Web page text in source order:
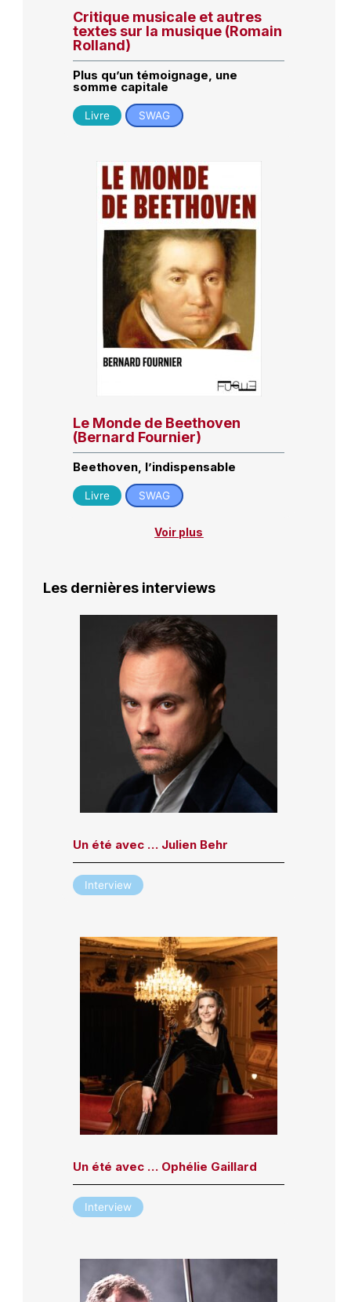
Critique musicale et autres
textes sur la musique (Romain
Rolland)
Plus qu’un témoignage, une
somme capitale
Livre SWAG
Le Monde de Beethoven
(Bernard Fournier)
Beethoven, l’indispensable
Livre SWAG
Voir plus
Les dernières interviews
Un été avec … Julien Behr
Interview
Un été avec … Ophélie Gaillard
Interview